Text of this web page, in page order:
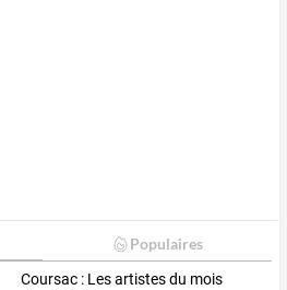
Populaires
Coursac : Les artistes du mois